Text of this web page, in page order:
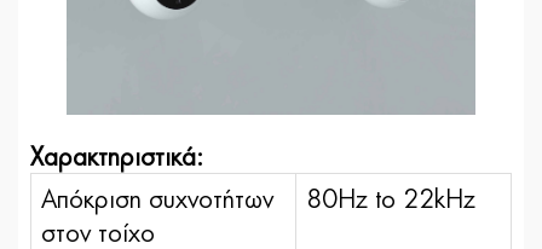
Χαρακτηριστικά:
Απόκριση συχνοτήτων
στον τοίχο
80Hz to 22kHz